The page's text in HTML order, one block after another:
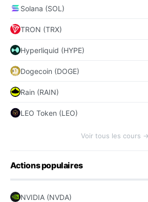
Solana (SOL)
TRON (TRX)
Hyperliquid (HYPE)
Dogecoin (DOGE)
Rain (RAIN)
LEO Token (LEO)
Voir tous les cours →
Actions populaires
NVIDIA (NVDA)